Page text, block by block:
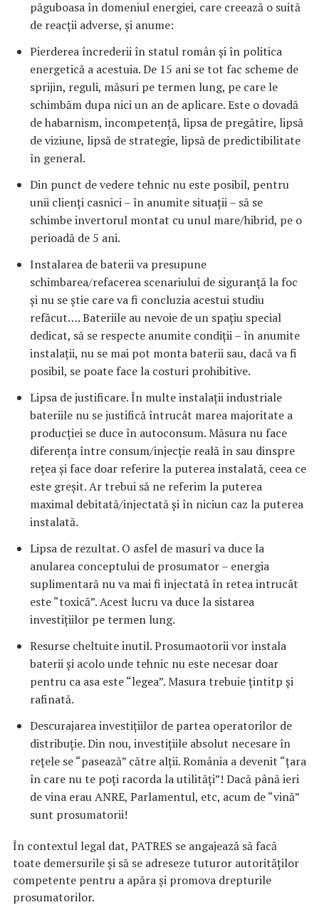
păguboasa în domeniul energiei, care creează o suită
de reacții adverse, și anume:
Pierderea încrederii în statul român și în politica
energetică a acestuia. De 15 ani se tot fac scheme de
sprijin, reguli, măsuri pe termen lung, pe care le
schimbăm dupa nici un an de aplicare. Este o dovadă
de habarnism, incompetență, lipsa de pregătire, lipsă
de viziune, lipsă de strategie, lipsă de predictibilitate
în general.
Din punct de vedere tehnic nu este posibil, pentru
unii clienți casnici – în anumite situații – să se
schimbe invertorul montat cu unul mare/hibrid, pe o
perioadă de 5 ani.
Instalarea de baterii va presupune
schimbarea/refacerea scenariului de siguranță la foc
și nu se știe care va fi concluzia acestui studiu
refăcut…. Bateriile au nevoie de un spațiu special
dedicat, să se respecte anumite condiții – în anumite
instalații, nu se mai pot monta baterii sau, dacă va fi
posibil, se poate face la costuri prohibitive.
Lipsa de justificare. În multe instalații industriale
bateriile nu se justifică întrucât marea majoritate a
producției se duce în autoconsum. Măsura nu face
diferența între consum/injecție reală în sau dinspre
rețea și face doar referire la puterea instalată, ceea ce
este greșit. Ar trebui să ne referim la puterea
maximal debitată/injectată și în niciun caz la puterea
instalată.
Lipsa de rezultat. O asfel de masurî va duce la
anularea conceptului de prosumator – energia
suplimentară nu va mai fi injectată în retea intrucât
este “toxică”. Acest lucru va duce la sistarea
investițiilor pe termen lung.
Resurse cheltuite inutil. Prosumaotorii vor instala
baterii și acolo unde tehnic nu este necesar doar
pentru ca asa este “legea”. Masura trebuie țintitp și
rafinată.
Descurajarea investițiilor de partea operatorilor de
distribuție. Din nou, investițiile absolut necesare în
rețele se “pasează” către alții. România a devenit “țara
în care nu te poți racorda la utilități”! Dacă până ieri
de vina erau ANRE, Parlamentul, etc, acum de “vină”
sunt prosumatorii!
În contextul legal dat, PATRES se angajează să facă
toate demersurile și să se adreseze tuturor autorităților
competente pentru a apăra și promova drepturile
prosumatorilor.